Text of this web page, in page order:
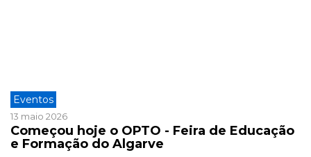
Eventos
13 maio 2026
Começou hoje o OPTO - Feira de Educação
e Formação do Algarve